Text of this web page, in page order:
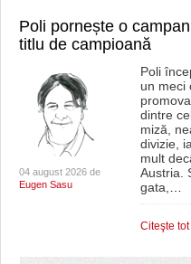
Poli pornește o
titlu de campioană
04 august 2026 de
Eugen Sasu
Poli
un meci
dintre
miză,
divizie,
mult
Austria.
gata,…
Citeşte tot